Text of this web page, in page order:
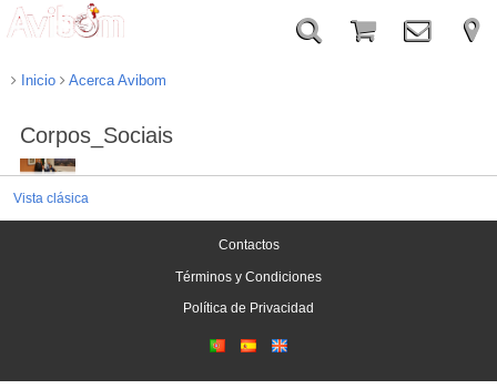
Inicio Acerca Avibom
Corpos_Sociais
Vista clásica
Contactos
Términos y Condiciones
Política de Privacidad